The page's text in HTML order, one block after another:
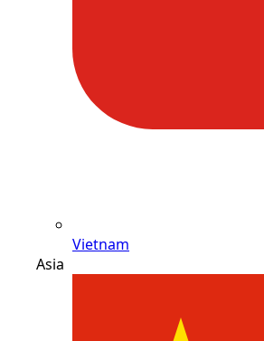
Vietnam
Asia